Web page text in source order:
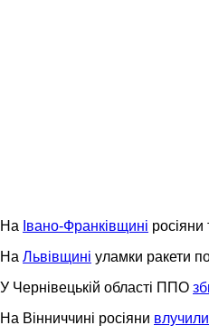
На Івано-Франківщині
На Львівщині уламки ракети
У Чернівецькій області ППО
На Вінниччині росіяни влучили